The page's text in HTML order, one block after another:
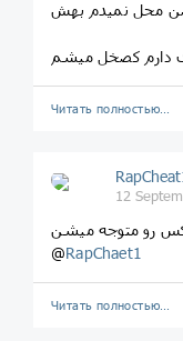
کصخل میشم
Читать полностью…
12
@RapChaet1
Читать полностью…